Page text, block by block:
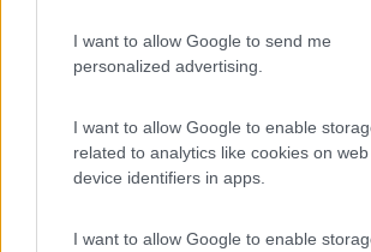
I want to allow Google to send me
personalized advertising.
I want to allow Google to enable
related to analytics like cookies on
device identifiers in apps.
I want to allow Google to enable
probabilmente sono calati visto che sui 60€
Inserito il26/03/2023 alle:21:20:04
Utilizzo un Noco GBX55 da 1750 A, già
IZ4DJI